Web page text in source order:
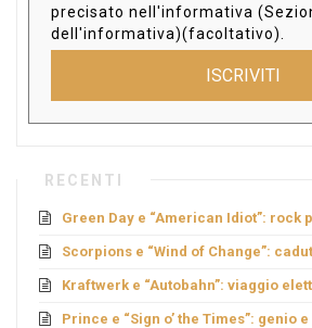
precisato nell'informativa
dell'informativa)(facoltativo).
ISCRIVITI
RECENTI
Green Day e “American Idiot”: rock
Scorpions e “Wind of Change”:
Kraftwerk e “Autobahn”: viaggio
Prince e “Sign o’ the Times”: genio e